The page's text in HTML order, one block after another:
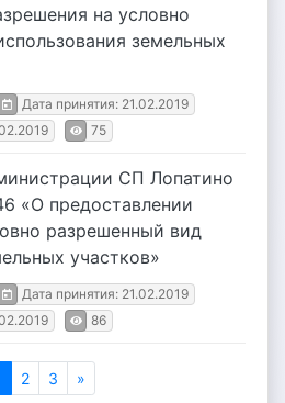
на условно
земельных
Дата принятия: 21.02.2019
75
СП Лопатино
«О предоставлении
разрешенный вид
участков»
Дата принятия: 21.02.2019
86
2 3 »